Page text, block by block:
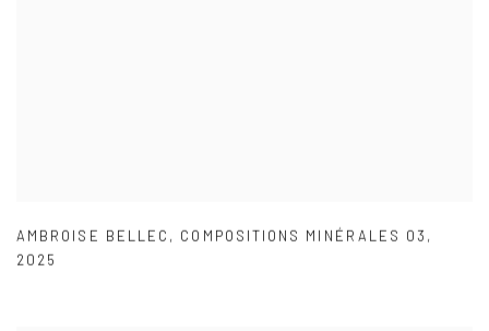
AMBROISE BELLEC , COMPOSITIONS MINÉRALES 03 ,
2025